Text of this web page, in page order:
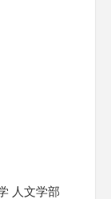
人文学部